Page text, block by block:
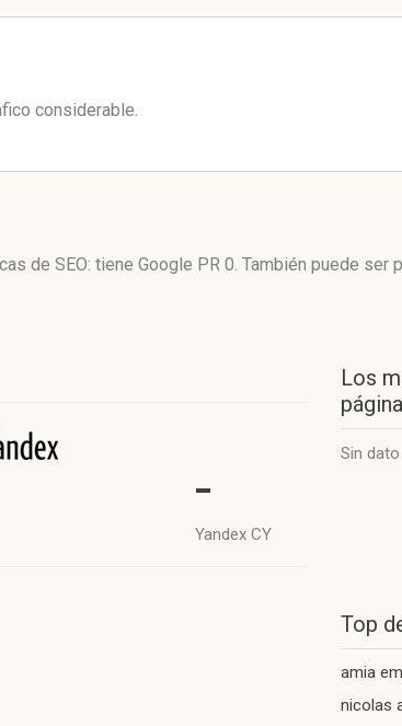
considerable.
de SEO: tiene Google PR 0. También puede ser
-
Yandex CY
Los
Sin dato
Top
amia
nicolas